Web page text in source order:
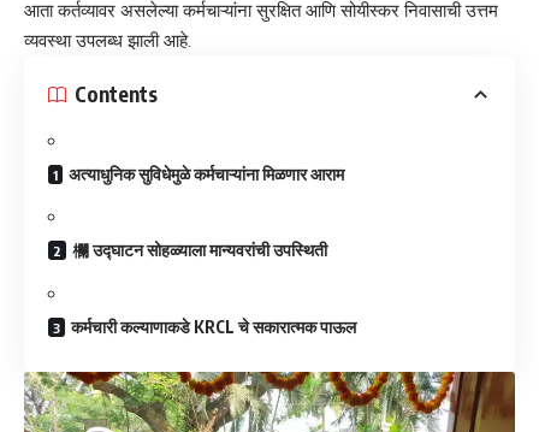
आता कर्तव्यावर असलेल्या कर्मचाऱ्यांना सुरक्षित आणि सोयीस्कर निवासाची उत्तम
व्यवस्था उपलब्ध झाली आहे.
Contents
अत्याधुनिक सुविधेमुळे कर्मचाऱ्यांना मिळणार आराम
​欄 उद्घाटन सोहळ्याला मान्यवरांची उपस्थिती
कर्मचारी कल्याणाकडे KRCL चे सकारात्मक पाऊल